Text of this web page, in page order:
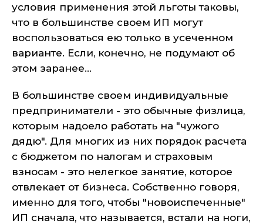
условия применения этой льготы таковы,
что в большинстве своем ИП могут
воспользоваться ею только в усеченном
варианте. Если, конечно, не подумают об
этом заранее...
В большинстве своем индивидуальные
предприниматели - это обычные физлица,
которым надоело работать на "чужого
дядю". Для многих из них порядок расчета
с бюджетом по налогам и страховым
взносам - это нелегкое занятие, которое
отвлекает от бизнеса. Собственно говоря,
именно для того, чтобы "новоиспеченные"
ИП сначала, что называется, встали на ноги,